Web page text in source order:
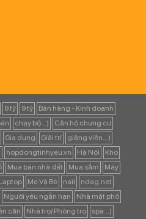
8 tỷ 9 tỷ
Bán hàng - Kinh doanh
chạy bộ...)
Căn hộ chung cư
Gia dụng Giải trí
giảng viên...)
hopdongtinhyeu.vn Hà Nội
Kho
Mua bán nhà đất Mua sắm
Máy
Mẹ Và Bé nail
ndag.net
Người yêu ngắn hạn
Nhà mặt phố
căn Nhà trọ/ Phòng trọ
spa...)